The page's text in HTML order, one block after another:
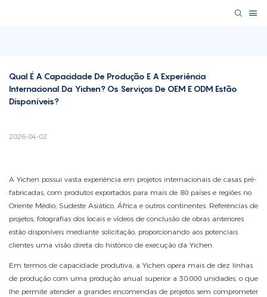
Qual É A Capacidade De Produção E A Experiência
Internacional Da Yichen? Os Serviços De OEM E ODM Estão
Disponíveis?
2026-04-02
A Yichen possui vasta experiência em projetos internacionais de casas pré-
fabricadas, com produtos exportados para mais de 80 países e regiões no
Oriente Médio, Sudeste Asiático, África e outros continentes. Referências de
projetos, fotografias dos locais e vídeos de conclusão de obras anteriores
estão disponíveis mediante solicitação, proporcionando aos potenciais
clientes uma visão direta do histórico de execução da Yichen.
Em termos de capacidade produtiva, a Yichen opera mais de dez linhas
de produção com uma produção anual superior a 30.000 unidades, o que
lhe permite atender a grandes encomendas de projetos sem comprometer